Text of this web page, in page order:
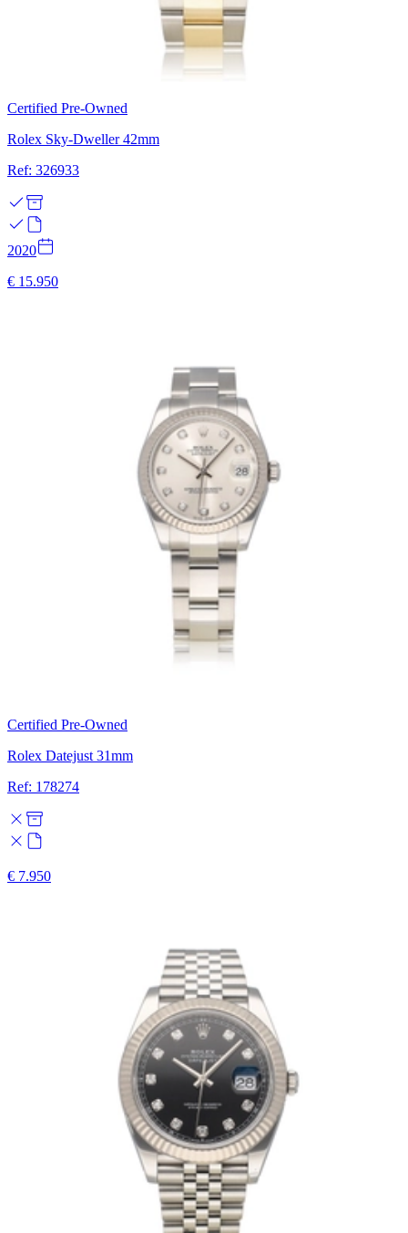
Certified Pre-Owned
Rolex Sky-Dweller 42mm
Ref: 326933
2020
€ 15.950
Certified Pre-Owned
Rolex Datejust 31mm
Ref: 178274
€ 7.950